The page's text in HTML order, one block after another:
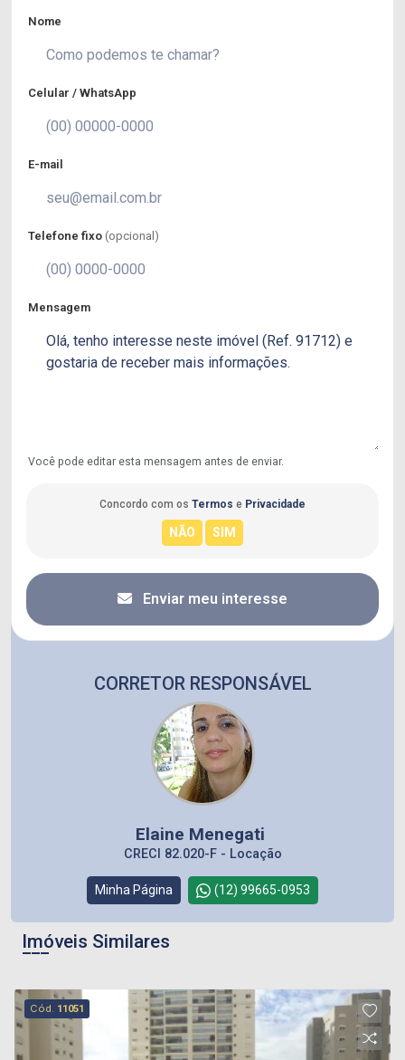
Nome
Celular / WhatsApp
E-mail
Telefone fixo (opcional)
Mensagem
Você pode editar esta mensagem antes de enviar.
Concordo com os Termos e Privacidade
Enviar meu interesse
CORRETOR RESPONSÁVEL
Elaine Menegati
CRECI 82.020-F - Locação
Minha Página (12) 99665-0953
Imóveis Similares
Cód. 11051